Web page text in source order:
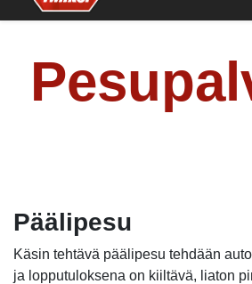
Päälipesu
Käsin tehtävä päälipesu tehdään
ja lopputuloksena on kiiltävä, liaton